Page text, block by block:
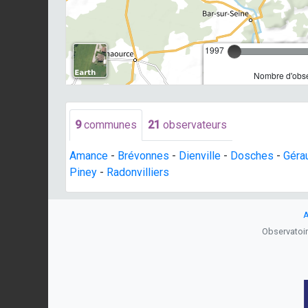
1997
Nombre
9communes 21 observateurs
Amance - Brévonnes - Dienville - Dosches -
Piney - Radonvilliers